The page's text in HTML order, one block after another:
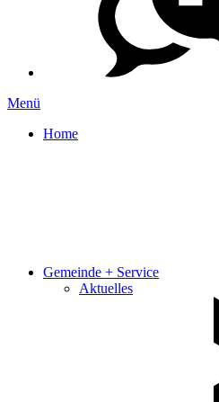
Menü
Home
Gemeinde + Service
Aktuelles